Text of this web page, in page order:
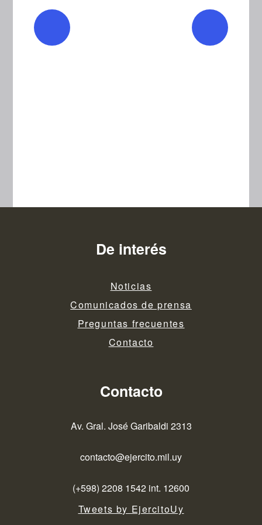
De interés
Noticias
Comunicados de prensa
Preguntas frecuentes
Contacto
Contacto
Av. Gral. José Garibaldi 2313
contacto@ejercito.mil.uy
(+598) 2208 1542 int. 12600
Tweets by EjercitoUy